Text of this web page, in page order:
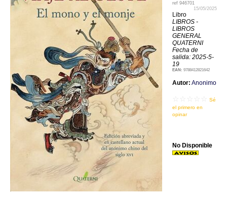
ref 946701
15/05/2025
Libro
LIBROS -
LIBROS
GENERAL
QUATERNI
Fecha de
salida: 2025-5-
19
EAN: 9788412821642
Autor: Anonimo
Sé
el primero en
opinar
No Disponible